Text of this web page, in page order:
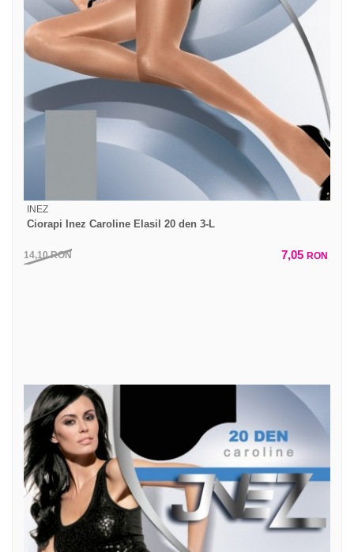
INEZ
Ciorapi Inez Caroline Elasil 20 den 3-L
14,10RON 7,05 RON